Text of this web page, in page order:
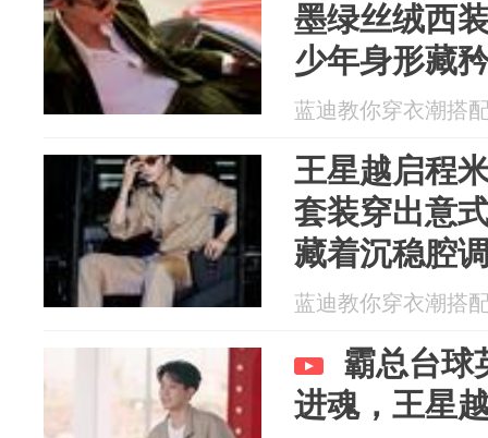
墨绿丝绒西
少年身形藏
蓝迪教你穿衣潮搭
王星越启程
套装穿出意
藏着沉稳腔
蓝迪教你穿衣潮搭
霸总台球
进魂，王星